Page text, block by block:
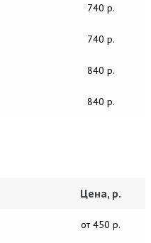
740 р.
740 р.
840 р.
840 р.
Цена, р.
от 450 р.